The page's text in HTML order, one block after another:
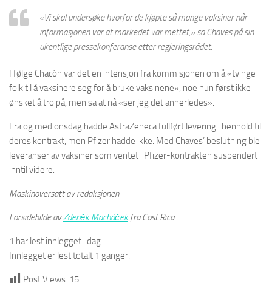
«Vi skal undersøke hvorfor de kjøpte så mange vaksiner når
informasjonen var at markedet var mettet,» sa Chaves på sin
ukentlige pressekonferanse etter regjeringsrådet.
I følge Chacón var det en intensjon fra kommisjonen om å «tvinge
folk til å vaksinere seg for å bruke vaksinene», noe hun først ikke
ønsket å tro på, men sa at nå «ser jeg det annerledes».
Fra og med onsdag hadde AstraZeneca fullført levering i henhold til
deres kontrakt, men Pfizer hadde ikke. Med Chaves’ beslutning ble
leveranser av vaksiner som ventet i Pfizer-kontrakten suspendert
inntil videre.
Maskinoversatt av redaksjonen
Forsidebilde avZdeněk Macháčekfra Cost Rica
1 har lest innlegget i dag.
Innlegget er lest totalt 1 ganger.
Post Views: 15